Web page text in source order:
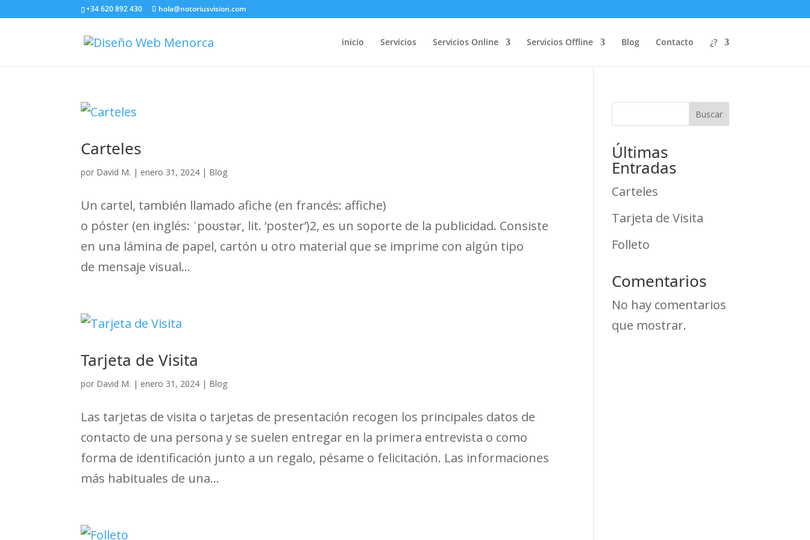
+34 620 892 430 hola@notoriusvision.com
inicio Servicios Servicios Online Servicios Offline Blog Contacto ¿?
Carteles
por David M. | enero 31, 2024 | Blog
Un cartel, también llamado afiche (en francés: affiche)
o póster (en inglés: ˈpoʊstər, lit. ‘poster’)2​, es un soporte de la publicidad. Consiste
en una lámina de papel, cartón u otro material que se imprime con algún tipo
de mensaje visual...
Tarjeta de Visita
por David M. | enero 31, 2024 | Blog
Las tarjetas de visita o tarjetas de presentación recogen los principales datos de
contacto de una persona y se suelen entregar en la primera entrevista o como
forma de identificación junto a un regalo, pésame o felicitación. Las informaciones
más habituales de una...
Buscar
Últimas
Entradas
Carteles
Tarjeta de Visita
Folleto
Comentarios
No hay comentarios
que mostrar.